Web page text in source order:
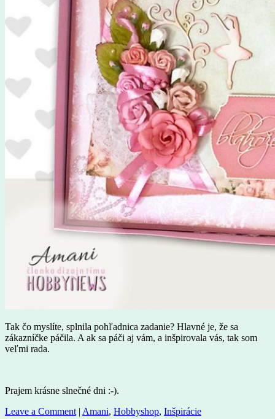
Tak čo myslíte, splnila pohľadnica zadanie? Hlavné je, že sa
zákazníčke páčila. A ak sa páči aj vám, a inšpirovala vás, tak som
veľmi rada.
Prajem krásne slnečné dni :-).
Leave a Comment | Amani, Hobbyshop, Inšpirácie